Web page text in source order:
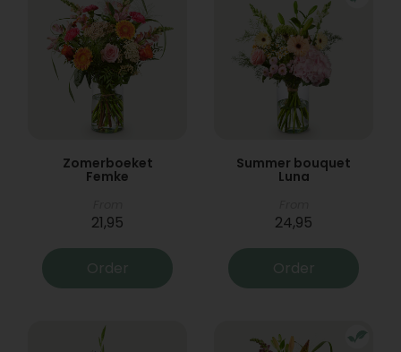
Zomerboeket
Femke
21,95
Order
Summer bouquet
Luna
24,95
Order